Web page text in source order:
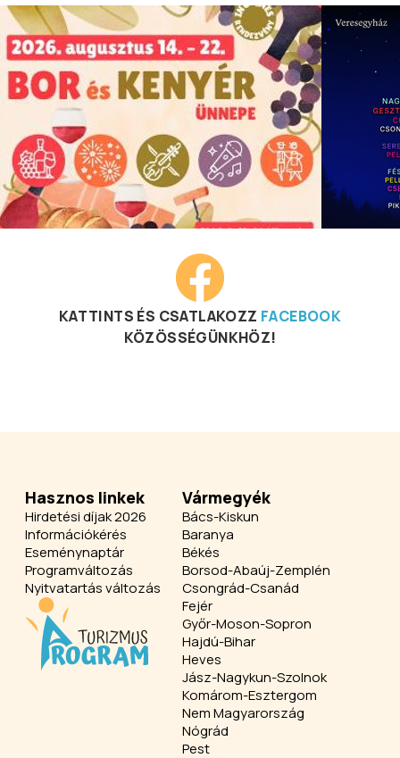
KATTINTS ÉS CSATLAKOZZ FACEBOOK
KÖZÖSSÉGÜNKHÖZ!
Hasznos linkek
Hirdetési díjak 2026
Információkérés
Eseménynaptár
Programváltozás
Nyitvatartás változás
Vármegyék
Bács-Kiskun
Baranya
Békés
Borsod-Abaúj-Zemplén
Csongrád-Csanád
Fejér
Győr-Moson-Sopron
Hajdú-Bihar
Heves
Jász-Nagykun-Szolnok
Komárom-Esztergom
Nem Magyarország
Nógrád
Pest